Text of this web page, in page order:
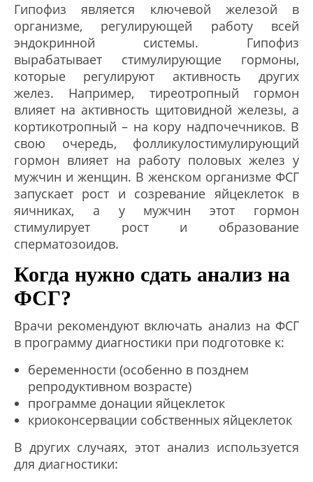
Гипофиз является ключевой железой в
организме, регулирующей работу всей
эндокринной системы. Гипофиз
вырабатывает стимулирующие гормоны,
которые регулируют активность других
желез. Например, тиреотропный гормон
влияет на активность щитовидной железы, а
кортикотропный – на кору надпочечников. В
свою очередь, фолликулостимулирующий
гормон влияет на работу половых желез у
мужчин и женщин. В женском организме ФСГ
запускает рост и созревание яйцеклеток в
яичниках, а у мужчин этот гормон
стимулирует рост и образование
сперматозоидов.
Когда нужно сдать анализ на
ФСГ?
Врачи рекомендуют включать анализ на ФСГ
в программу диагностики при подготовке к:
беременности (особенно в позднем
репродуктивном возрасте)
программе донации яйцеклеток
криоконсервации собственных яйцеклеток
В других случаях, этот анализ используется
для диагностики: